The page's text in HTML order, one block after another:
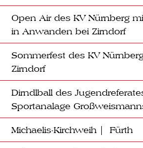
Open Air des KV Nürnberg
in Anwanden bei Zirndorf
Sommerfest des KV
Zirndorf
Dirndlball des
Sportanalage
Michaelis-Kirchweih | Fürth